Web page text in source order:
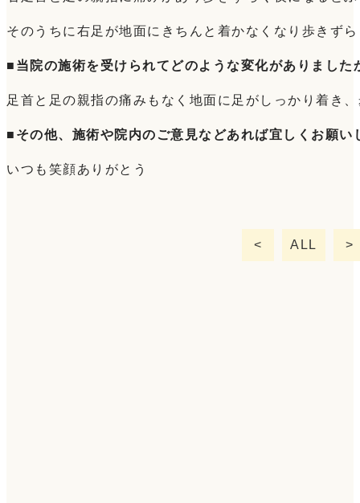
そのうちに右足が地面にきちんと着かなくなり歩きず
■ 当院の施術を受けられてどのような変化がありました
足首と足の親指の痛みもなく地面に足がしっかり着き
■ その他、施術や院内のご意見などあれば宜しくお願い
いつも笑顔ありがとう
< ALL >